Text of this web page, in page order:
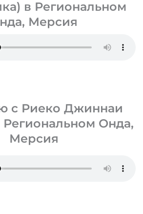
в Региональном
Мерсия
с Риеко Джиннаи
Региональном Онда,
Мерсия